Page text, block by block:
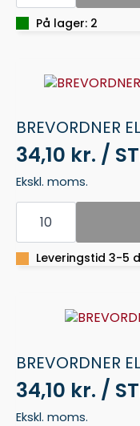
75
MM
BREVORDNER
På lager: 2
BREVORDNER
34,10 kr. /
Ekskl. moms.
BREVORDNER
ELBA
50
MM
KOBOLTBLÅ
Leveringstid 3-5
BREVORDNER
34,10 kr. /
Ekskl. moms.